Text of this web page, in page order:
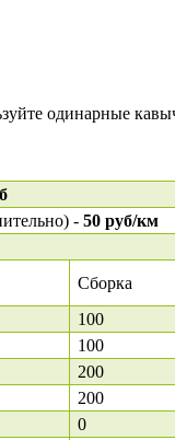
одинарные
- 50 руб/км
Сборка
100
100
200
200
0